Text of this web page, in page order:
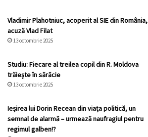
Vladimir Plahotniuc, acoperit al SIE din România,
acuză Vlad Filat
13 octombrie 2025
Studiu: Fiecare al treilea copil din R. Moldova
trăiește în sărăcie
13 octombrie 2025
Ieșirea lui Dorin Recean din viața politică, un
semnal de alarmă – urmează naufragiul pentru
regimul galben!?